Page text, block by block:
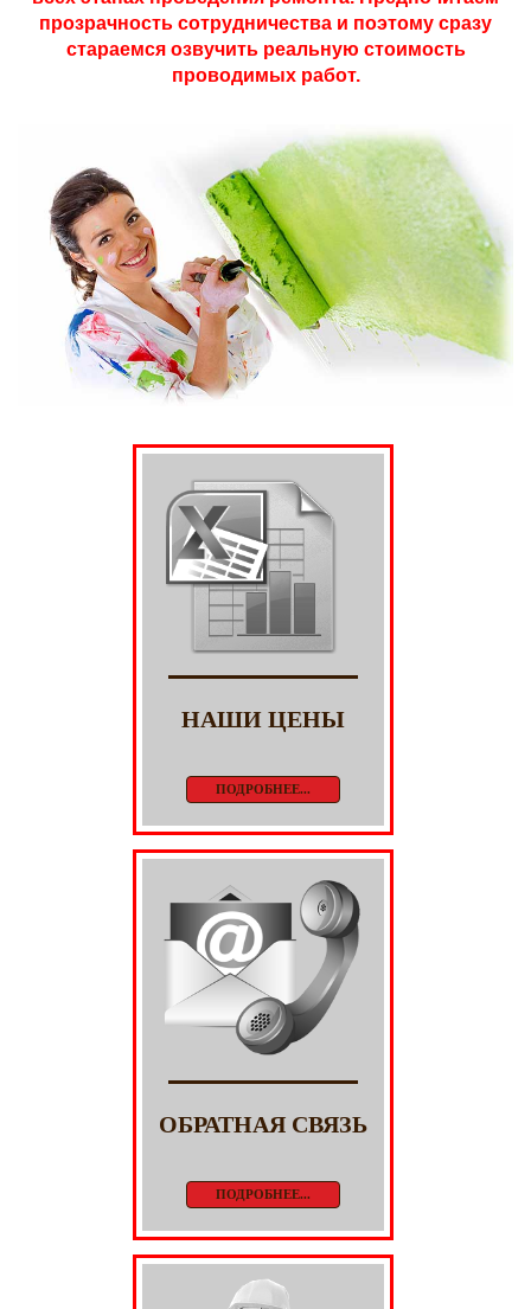
прозрачность сотрудничества и поэтому сразу
стараемся озвучить реальную стоимость
проводимых работ.
НАШИ ЦЕНЫ
ПОДРОБНЕЕ...
ОБРАТНАЯ СВЯЗЬ
ПОДРОБНЕЕ...